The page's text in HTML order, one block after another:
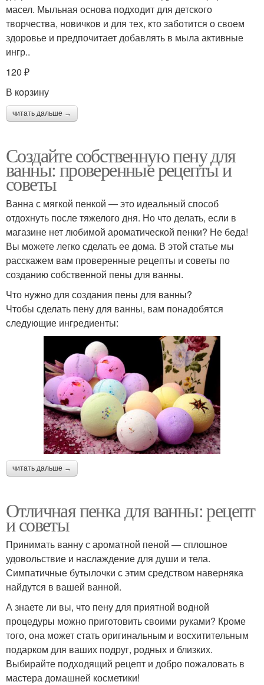
масел. Мыльная основа подходит для детского
творчества, новичков и для тех, кто заботится о своем
здоровье и предпочитает добавлять в мыла активные
ингр..
120 ₽
В корзину
читать дальше →
Создайте собственную пену для
ванны: проверенные рецепты и
советы
Ванна с мягкой пенкой — это идеальный способ
отдохнуть после тяжелого дня. Но что делать, если в
магазине нет любимой ароматической пенки? Не беда!
Вы можете легко сделать ее дома. В этой статье мы
расскажем вам проверенные рецепты и советы по
созданию собственной пены для ванны.
Что нужно для создания пены для ванны?
Чтобы сделать пену для ванны, вам понадобятся
следующие ингредиенты:
читать дальше →
Отличная пенка для ванны: рецепт
и советы
Принимать ванну с ароматной пеной — сплошное
удовольствие и наслаждение для души и тела.
Симпатичные бутылочки с этим средством наверняка
найдутся в вашей ванной.
А знаете ли вы, что пену для приятной водной
процедуры можно приготовить своими руками? Кроме
того, она может стать оригинальным и восхитительным
подарком для ваших подруг, родных и близких.
Выбирайте подходящий рецепт и добро пожаловать в
мастера домашней косметики!